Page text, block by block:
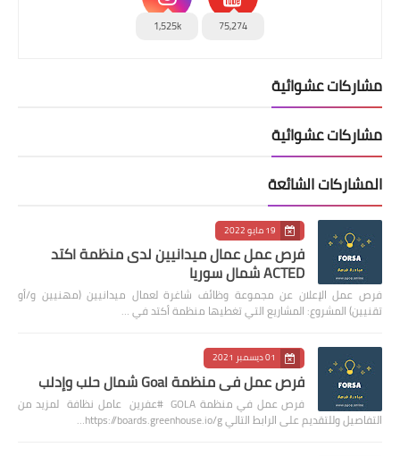
75,274
1,525k
مشاركات عشوائية
مشاركات عشوائية
المشاركات الشائعة
19 مايو 2022
فرص عمل عمال ميدانيين لدى منظمة اكتد
ACTED شمال سوريا
فرص عمل الإعلان عن مجموعة وظائف شاغرة لعمال ميدانيين (مهنيين و/أو
تقنيين) المشروع: المشاريع التي تغطيها منظمة أكتد في …
01 ديسمبر 2021
فرص عمل في منظمة Goal شمال حلب وإدلب
فرص عمل في منظمة GOLA #عفرين عامل نظافة لمزيد من
التفاصيل وللتقديم على الرابط التالي https://boards.greenhouse.io/g…